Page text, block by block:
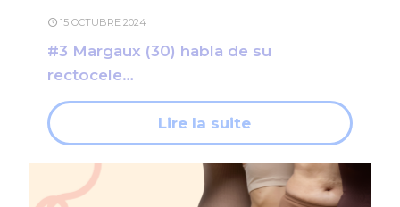
15 OCTUBRE 2024
#3 Margaux (30) habla de su
rectocele…
Lire la suite